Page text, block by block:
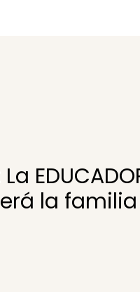
la familia